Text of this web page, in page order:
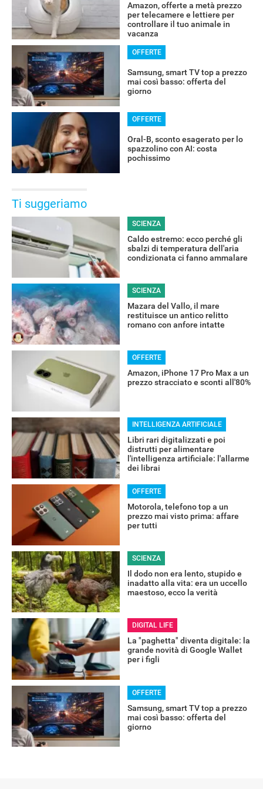
Amazon, offerte a metà prezzo
per telecamere e lettiere per
controllare il tuo animale in
vacanza
OFFERTE
Samsung, smart TV top a prezzo
mai così basso: offerta del
giorno
OFFERTE
Oral-B, sconto esagerato per lo
spazzolino con AI: costa
pochissimo
Ti suggeriamo
SCIENZA
Caldo estremo: ecco perché gli
sbalzi di temperatura dell'aria
condizionata ci fanno ammalare
SCIENZA
Mazara del Vallo, il mare
restituisce un antico relitto
romano con anfore intatte
OFFERTE
Amazon, iPhone 17 Pro Max a un
prezzo stracciato e sconti all'80%
INTELLIGENZA ARTIFICIALE
Libri rari digitalizzati e poi
distrutti per alimentare
l'intelligenza artificiale: l'allarme
dei librai
OFFERTE
Motorola, telefono top a un
prezzo mai visto prima: affare
per tutti
SCIENZA
Il dodo non era lento, stupido e
inadatto alla vita: era un uccello
maestoso, ecco la verità
DIGITAL LIFE
La "paghetta" diventa digitale: la
grande novità di Google Wallet
per i figli
OFFERTE
Samsung, smart TV top a prezzo
mai così basso: offerta del
giorno